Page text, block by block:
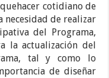
cotidiano de
necesidad de realizar
del Programa,
la actualización del
tal y como lo
de diseñar